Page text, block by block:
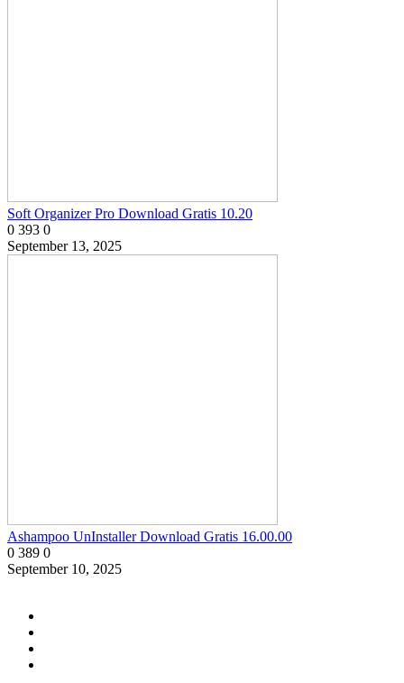
Soft Organizer Pro Download Gratis 10.20
0 393 0
September 13, 2025
Ashampoo UnInstaller Download Gratis 16.00.00
0 389 0
September 10, 2025